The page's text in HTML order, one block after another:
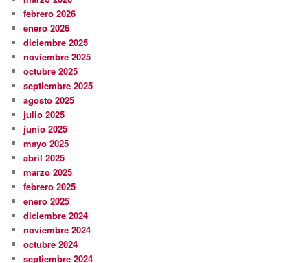
febrero 2026
enero 2026
diciembre 2025
noviembre 2025
octubre 2025
septiembre 2025
agosto 2025
julio 2025
junio 2025
mayo 2025
abril 2025
marzo 2025
febrero 2025
enero 2025
diciembre 2024
noviembre 2024
octubre 2024
septiembre 2024